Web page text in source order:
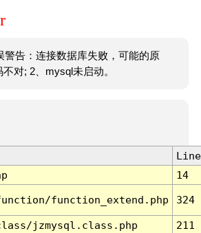
警告：连接数据库失败，可能的原
对; 2、mysql未启动。
Line
14
function_extend.php 324
jzmysql.class.php
211